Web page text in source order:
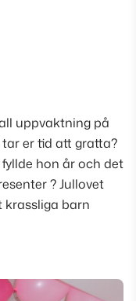
uppvaktning på
er tid att gratta?
hon år och det
? Jullovet
krassliga barn